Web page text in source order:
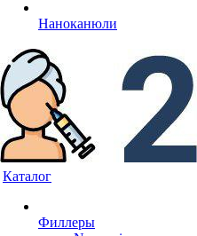
Наноканюли
Каталог
Филлеры